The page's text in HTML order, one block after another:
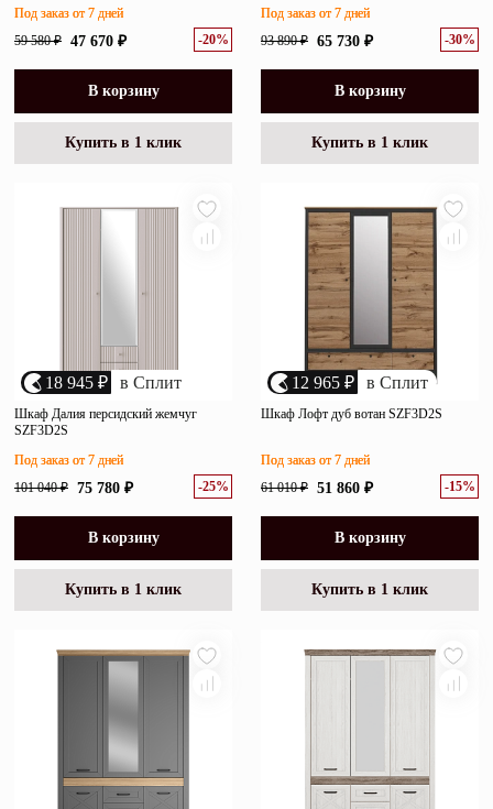
59 580 ₽ 47 670 ₽ -20%
Под заказ от 7 дней
В корзину
Купить в 1 клик
93 890 ₽ 65 730 ₽ -30%
Под заказ от 7 дней
В корзину
Купить в 1 клик
18 945 ₽ в Сплит
Шкаф Далия персидский жемчуг
SZF3D2S
101 040 ₽ 75 780 ₽ -25%
Под заказ от 7 дней
В корзину
Купить в 1 клик
12 965 ₽ в Сплит
Шкаф Лофт дуб вотан SZF3D2S
61 010 ₽ 51 860 ₽ -15%
Под заказ от 7 дней
В корзину
Купить в 1 клик